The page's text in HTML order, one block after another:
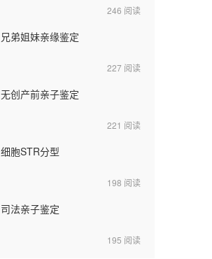
246 阅读
兄弟姐妹亲缘鉴定
227 阅读
无创产前亲子鉴定
221 阅读
细胞STR分型
198 阅读
司法亲子鉴定
195 阅读